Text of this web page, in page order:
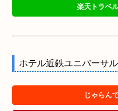
楽天トラベ
ホテル近鉄ユニバーサ
じゃらん